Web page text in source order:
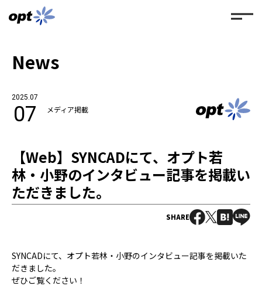
News
2025.07
07 メディア掲載
【Web】SYNCADにて、オプト若
林・小野のインタビュー記事を掲載い
ただきました。
SHARE
SYNCADにて、オプト若林・小野のインタビュー記事を掲載いた
だきました。
ぜひご覧ください！